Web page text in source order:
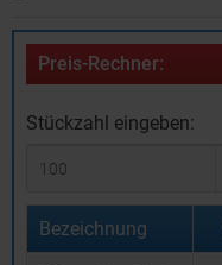
Preis-Rechner:
Stückzahl eingeben:
Bezeichnung